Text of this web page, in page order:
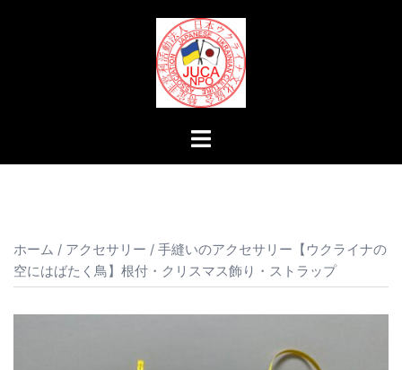
ト
ュ
ー
ホーム / アクセサリー / 手縫いのアクセサリー【ウクライナの
空にはばたく鳥】根付・クリスマス飾り・ストラップ